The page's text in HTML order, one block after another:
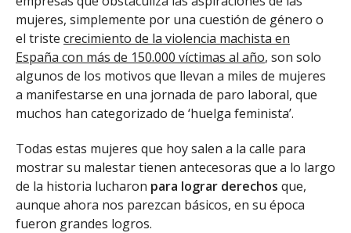
mujeres, simplemente por una cuestión de género o
el triste crecimiento de la violencia machista en
España con más de 150.000 víctimas al año, son solo
algunos de los motivos que llevan a miles de mujeres
a manifestarse en una jornada de paro laboral, que
muchos han categorizado de ‘huelga feminista’.
Todas estas mujeres que hoy salen a la calle para
mostrar su malestar tienen antecesoras que a lo largo
de la historia lucharon para lograr derechos que,
aunque ahora nos parezcan básicos, en su época
fueron grandes logros.